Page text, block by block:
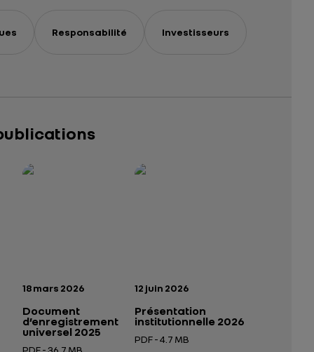
Responsabilité Investisseurs
– 2026 — données structurées (JSON)
Date de publication:
18 mars 2026
Document
d’enregistrement
universel 2025
PDF - 36.7 MB
Date de publication:
12 juin 2026
Présentation
institutionnelle 2026
PDF - 4.7 MB
2026 — données structurées (JSON)